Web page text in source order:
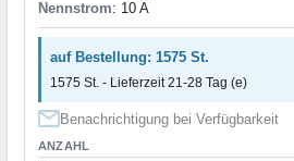
Nennstrom: 10 A
auf Bestellung: 1575 St.
1575 St. - Lieferzeit 21-28 Tag (e)
Benachrichtigung bei Verfügbarkeit
ANZAHL